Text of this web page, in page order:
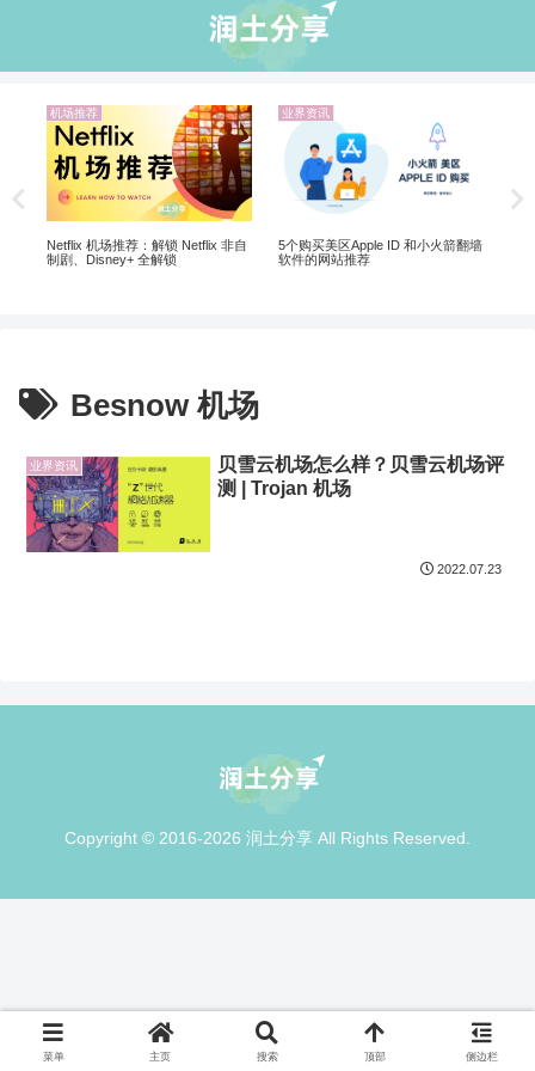
机场推荐
Netflix 机场推荐：解锁 Netflix 非自
制剧、Disney+ 全解锁
业界资讯
5个购买美区Apple ID 和小火箭翻墙
软件的网站推荐
Besnow 机场
业界资讯
贝雪云机场怎么样？贝雪云机场评
测 | Trojan 机场
2022.07.23
Copyright © 2016-2026 润土分享 All Rights Reserved.
菜单 主页 搜索 顶部 侧边栏